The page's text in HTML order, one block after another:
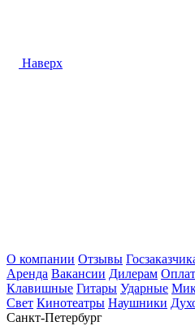
Наверх
О компании Отзывы
Аренда Вакансии Дилерам
Клавишные Гитары Ударные
Свет Кинотеатры Наушники
Санкт-Петербург